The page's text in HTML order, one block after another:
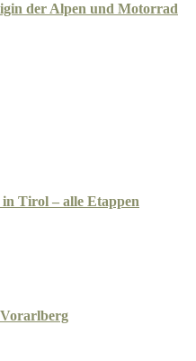
der Alpen und Motorrad
Tirol – alle Etappen